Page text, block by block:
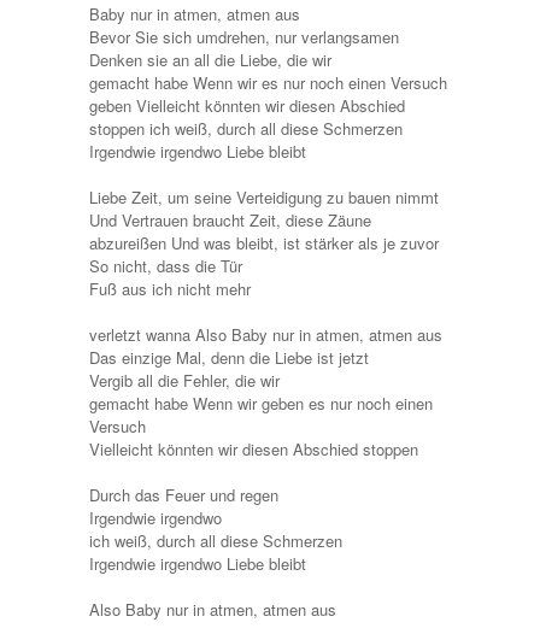
Baby nur in atmen, atmen aus
Bevor Sie sich umdrehen, nur verlangsamen
Denken sie an all die Liebe, die wir
gemacht habe Wenn wir es nur noch einen Versuch
geben Vielleicht könnten wir diesen Abschied
stoppen ich weiß, durch all diese Schmerzen
Irgendwie irgendwo Liebe bleibt
Liebe Zeit, um seine Verteidigung zu bauen nimmt
Und Vertrauen braucht Zeit, diese Zäune
abzureißen Und was bleibt, ist stärker als je zuvor
So nicht, dass die Tür
Fuß aus ich nicht mehr
verletzt wanna Also Baby nur in atmen, atmen aus
Das einzige Mal, denn die Liebe ist jetzt
Vergib all die Fehler, die wir
gemacht habe Wenn wir geben es nur noch einen
Versuch
Vielleicht könnten wir diesen Abschied stoppen
Durch das Feuer und regen
Irgendwie irgendwo
ich weiß, durch all diese Schmerzen
Irgendwie irgendwo Liebe bleibt
Also Baby nur in atmen, atmen aus